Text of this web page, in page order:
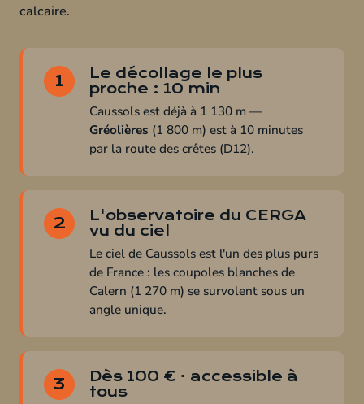
calcaire.
1
Le décollage le plus
proche : 10 min
Caussols est déjà à 1 130 m —
Gréolières (1 800 m) est à 10 minutes
par la route des crêtes (D12).
2
L'observatoire du CERGA
vu du ciel
Le ciel de Caussols est l'un des plus purs
de France : les coupoles blanches de
Calern (1 270 m) se survolent sous un
angle unique.
3
Dès 100 € · accessible à
tous